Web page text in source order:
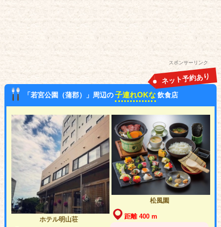
スポンサーリンク
「若宮公園（蒲郡）」周辺の子連れOKな 飲食店
ネット予約あり
ホテル明山荘
松風園
距離 400 m